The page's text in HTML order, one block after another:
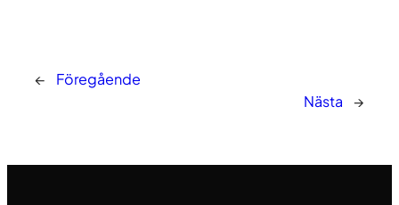
←
Föregående
Nästa
→